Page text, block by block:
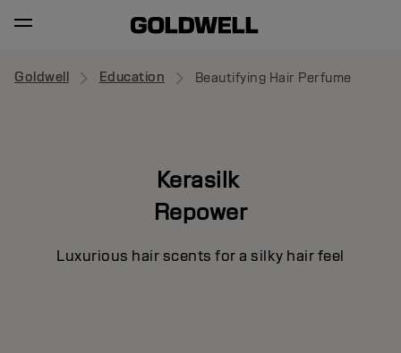
Goldwell Education Beautifying Hair Perfume
Kerasilk
Repower
Luxurious hair scents for a silky hair feel